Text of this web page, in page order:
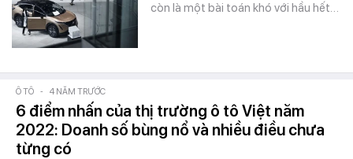
còn là một bài toán khó với hầu hết…
Ô TÔ - 4 NĂM TRƯỚC
6 điểm nhấn của thị trường ô tô Việt năm
2022: Doanh số bùng nổ và nhiều điều chưa
từng có